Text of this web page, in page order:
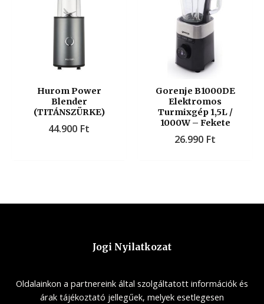
Hurom Power
Blender
(TITÁNSZÜRKE)
44.900 Ft
Gorenje B1000DE
Elektromos
Turmixgép 1,5L /
1000W – Fekete
26.990 Ft
Jogi Nyilatkozat
Oldalainkon a partnereink által szolgáltatott információk és
árak tájékoztató jellegűek, melyek esetlegesen